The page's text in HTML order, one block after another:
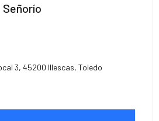
Señorío
3, 45200 Illescas, Toledo